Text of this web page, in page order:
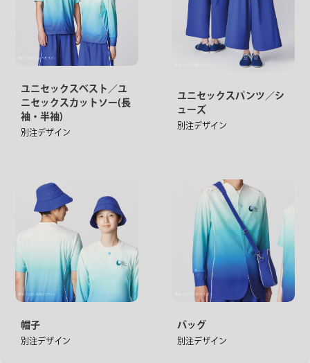
ユニセックスベスト／ユ
ニセックスカットソー(長
袖・半袖)
別注デザイン
ユニセックスパンツ／シ
ューズ
別注デザイン
帽子
別注デザイン
バッグ
別注デザイン